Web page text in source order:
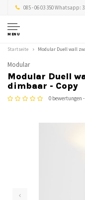
085 - 06 03 350 Whatsapp:
MENU
Startseite Modular Duell wall
Modular
Modular Duell
dimbaar - Copy
0 bewertungen -